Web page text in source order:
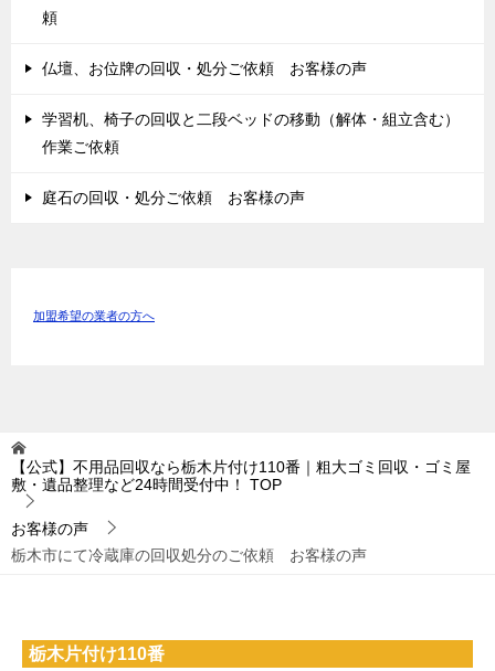
頼
仏壇、お位牌の回収・処分ご依頼 お客様の声
学習机、椅子の回収と二段ベッドの移動（解体・組立含む）
作業ご依頼
庭石の回収・処分ご依頼 お客様の声
加盟希望の業者の方へ
【公式】不用品回収なら栃木片付け110番｜粗大ゴミ回収・ゴミ屋
敷・遺品整理など24時間受付中！
TOP
お客様の声
栃木市にて冷蔵庫の回収処分のご依頼 お客様の声
栃木片付け110番